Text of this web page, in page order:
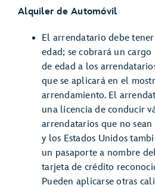
Alquiler de Automóvil
El arrendatario debe
edad; se cobrará un
de edad a los
que se aplicará en el
arrendamiento. El
una licencia de conducir
arrendatarios que no sean
y los Estados Unidos
un pasaporte a nombre
tarjeta de crédito
Pueden aplicarse otras